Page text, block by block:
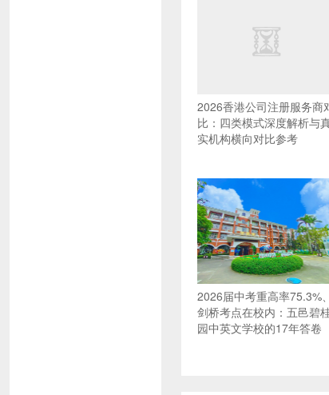
2026香港公司注册服务商
比：四类模式深度解析与
实机构横向对比参考
2026届中考重高率75.3%、
剑桥考点在校内：五邑碧
园中英文学校的17年答卷